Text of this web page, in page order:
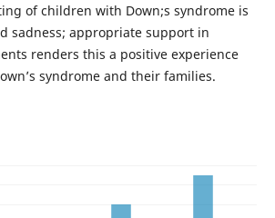
of children with Down;s syndrome is
sadness; appropriate support in
renders this a positive experience
syndrome and their families.